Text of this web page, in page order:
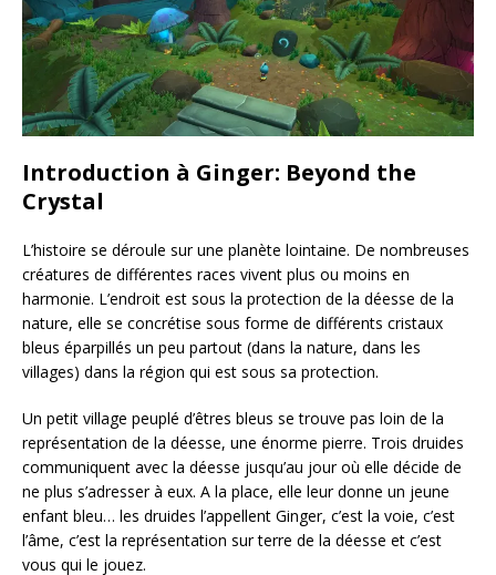
Introduction à Ginger: Beyond the
Crystal
L’histoire se déroule sur une planète lointaine. De nombreuses
créatures de différentes races vivent plus ou moins en
harmonie. L’endroit est sous la protection de la déesse de la
nature, elle se concrétise sous forme de différents cristaux
bleus éparpillés un peu partout (dans la nature, dans les
villages) dans la région qui est sous sa protection.
Un petit village peuplé d’êtres bleus se trouve pas loin de la
représentation de la déesse, une énorme pierre. Trois druides
communiquent avec la déesse jusqu’au jour où elle décide de
ne plus s’adresser à eux. A la place, elle leur donne un jeune
enfant bleu… les druides l’appellent Ginger, c’est la voie, c’est
l’âme, c’est la représentation sur terre de la déesse et c’est
vous qui le jouez.